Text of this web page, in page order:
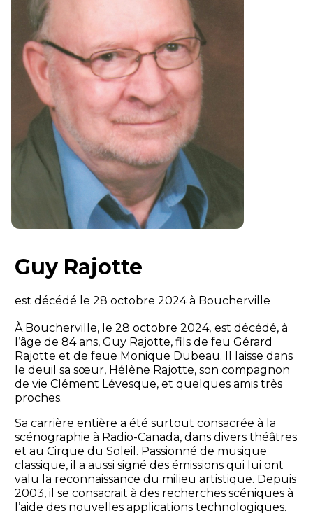
Guy Rajotte
est décédé le 28 octobre 2024 à Boucherville
À Boucherville, le 28 octobre 2024, est décédé, à
l’âge de 84 ans, Guy Rajotte, fils de feu Gérard
Rajotte et de feue Monique Dubeau. Il laisse dans
le deuil sa sœur, Hélène Rajotte, son compagnon
de vie Clément Lévesque, et quelques amis très
proches.
Sa carrière entière a été surtout consacrée à la
scénographie à Radio-Canada, dans divers théâtres
et au Cirque du Soleil. Passionné de musique
classique, il a aussi signé des émissions qui lui ont
valu la reconnaissance du milieu artistique. Depuis
2003, il se consacrait à des recherches scéniques à
l’aide des nouvelles applications technologiques.